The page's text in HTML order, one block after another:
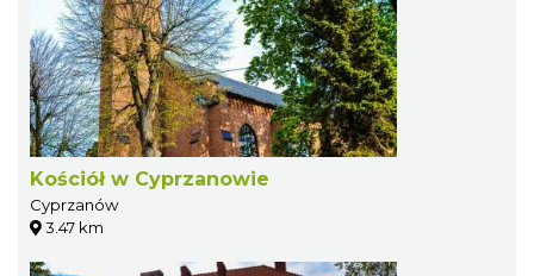
Kościół w Cyprzanowie
Cyprzanów
3.47 km